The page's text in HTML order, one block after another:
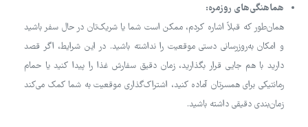
هماهنگی‌های روزمره:
همان‌طور که قبلاً اشاره کردم، ممکن است شما یا شریک‌تان در حال سفر باشید
و امکان به‌روزرسانی دستی موقعیت را نداشته باشید. در این شرایط، اگر قصد
دارید با هم جایی قرار بگذارید، زمان دقیق سفارش غذا را پیدا کنید یا حمام
رمانتیکی برای همسرتان آماده کنید، اشتراک‌گذاری موقعیت به شما کمک می‌کند
زمان‌بندی دقیقی داشته باشید.